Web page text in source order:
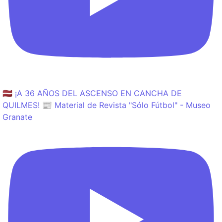
🇱🇻 ¡A 36 AÑOS DEL ASCENSO EN CANCHA DE
QUILMES! 📰 Material de Revista "Sólo Fútbol" - Museo
Granate